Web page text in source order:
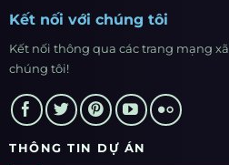
Kết nối với chúng tôi
Kết nối thông qua các trang mạng
chúng tôi!
THÔNG TIN DỰ ÁN